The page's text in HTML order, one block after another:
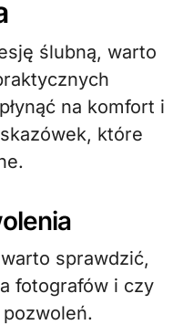
ślubną, warto
na komfort i
które
sprawdzić,
fotografów i czy